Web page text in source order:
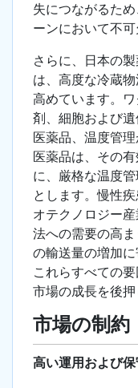
失につながるた
ーンにおいて不可
さらに、日本の
は、高度な冷蔵
高めています。
剤、細胞および
医薬品、温度管
医薬品は、その
に、厳格な温度
とします。慢性
オテクノロジー
法への需要の高
の輸送量の増加に
これらすべての
市場の成長を後押
市場の制約
高い運用および保